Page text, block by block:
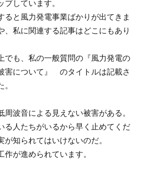
プしています。
ると風力発電事業ばかりが出てきま
、私に関連する記事はどこにもあり
でも、私の一般質問の『風力発電の
害について』 のタイトルは記載さ
周波音による見えない被害がある。
る人たちがいるから早く止めてくだ
が知られてはいけないのだ。
作が進められています。